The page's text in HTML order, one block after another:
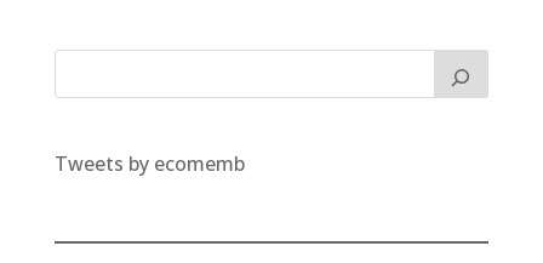
Tweets by ecomemb